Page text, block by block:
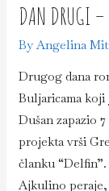
DAN DRUGI
ByAngelina
Drugog dana
Buljaricama
Dušan zapazio
projekta vrši
članku
Ajkulino peraje,